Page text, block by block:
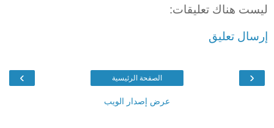
ليست هناك تعليقات:
إرسال تعليق
‹
› الصفحة الرئيسية
عرض إصدار الويب